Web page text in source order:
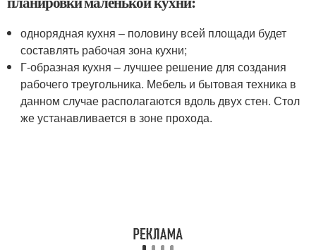
однорядная кухня – половину всей площади будет
составлять рабочая зона кухни;
Г-образная кухня – лучшее решение для создания
рабочего треугольника. Мебель и бытовая техника в
данном случае располагаются вдоль двух стен. Стол
же устанавливается в зоне прохода.